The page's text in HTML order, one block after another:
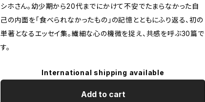
シホさん。幼少期から20代までにかけて不安でたまらなかった自
己の内面を「⾷べられなかったもの」の記憶とともにふり返る、初の
単著となるエッセイ集。繊細な心の機微を捉え、共感を呼ぶ30篇で
す。
International shipping available
Add to cart